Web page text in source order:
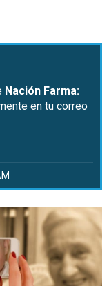
Nación Farma:
en tu correo